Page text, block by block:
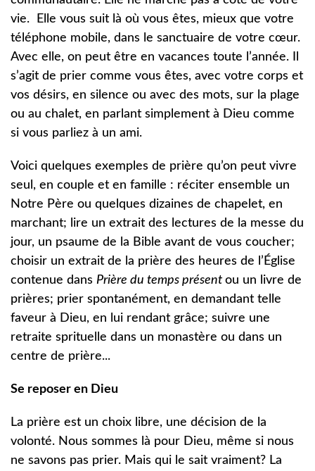
vie. Elle vous suit là où vous êtes, mieux que votre
téléphone mobile, dans le sanctuaire de votre cœur.
Avec elle, on peut être en vacances toute l’année. Il
s’agit de prier comme vous êtes, avec votre corps et
vos désirs, en silence ou avec des mots, sur la plage
ou au chalet, en parlant simplement à Dieu comme
si vous parliez à un ami.
Voici quelques exemples de prière qu’on peut vivre
seul, en couple et en famille : réciter ensemble un
Notre Père ou quelques dizaines de chapelet, en
marchant; lire un extrait des lectures de la messe du
jour, un psaume de la Bible avant de vous coucher;
choisir un extrait de la prière des heures de l’Église
contenue dans Prière du temps présent ou un livre de
prières; prier spontanément, en demandant telle
faveur à Dieu, en lui rendant grâce; suivre une
retraite sprituelle dans un monastère ou dans un
centre de prière...
Se reposer en Dieu
La prière est un choix libre, une décision de la
volonté. Nous sommes là pour Dieu, même si nous
ne savons pas prier. Mais qui le sait vraiment? La